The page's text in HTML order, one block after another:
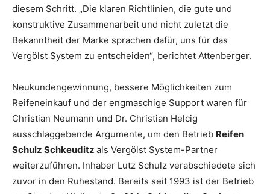
diesem Schritt. „Die klaren Richtlinien, die gute und
konstruktive Zusammenarbeit und nicht zuletzt die
Bekanntheit der Marke sprachen dafür, uns für das
Vergölst System zu entscheiden“, berichtet Attenberger.
Neukundengewinnung, bessere Möglichkeiten zum
Reifeneinkauf und der engmaschige Support waren für
Christian Neumann und Dr. Christian Helcig
ausschlaggebende Argumente, um den Betrieb Reifen
Schulz Schkeuditz als Vergölst System-Partner
weiterzuführen. Inhaber Lutz Schulz verabschiedete sich
zuvor in den Ruhestand. Bereits seit 1993 ist der Betrieb